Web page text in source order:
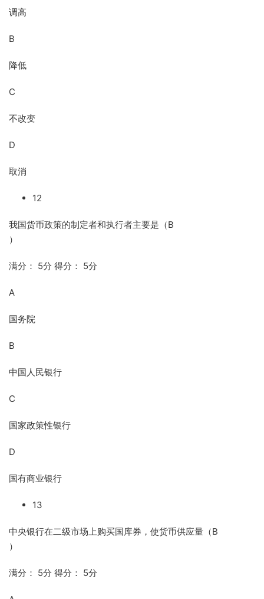
调高
B
降低
C
不改变
D
取消
12
我国货币政策的制定者和执行者主要是（B
）
满分： 5分 得分： 5分
A
国务院
B
中国人民银行
C
国家政策性银行
D
国有商业银行
13
中央银行在二级市场上购买国库券，使货币供应量（B
）
满分： 5分 得分： 5分